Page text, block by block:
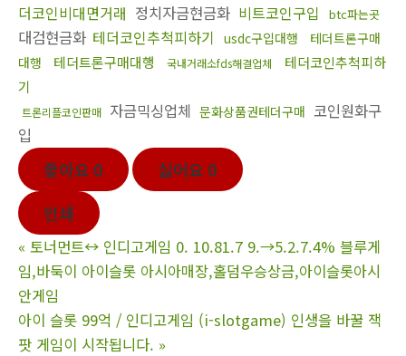
더코인비대면거래 정치자금현금화 비트코인구입 btc파는곳
대검현금화 테더코인추척피하기 usdc구입대행
테더트론구매
대행
테더트론구매대행 국내거래소fds해결업체
테더코인추척피하
기
트론리플코인판매 자금믹싱업체 문화상품권테더구매 코인원화구
입
좋아요 0 싫어요 0
인쇄
« 토너먼트↔ 인디고게임 0. 10.81.7 9.→5.2.7.4% 블루게
임,바둑이 아이슬롯 아시아매장,홀덤우승상금,아이슬롯아시
안게임
아이 슬롯 99억 / 인디고게임 (i-slotgame) 인생을 바꿀 잭
팟 게임이 시작됩니다. »